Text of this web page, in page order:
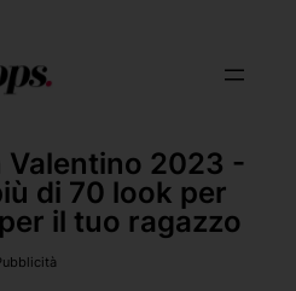
Valentino 2023 -
di 70 look per
il tuo ragazzo